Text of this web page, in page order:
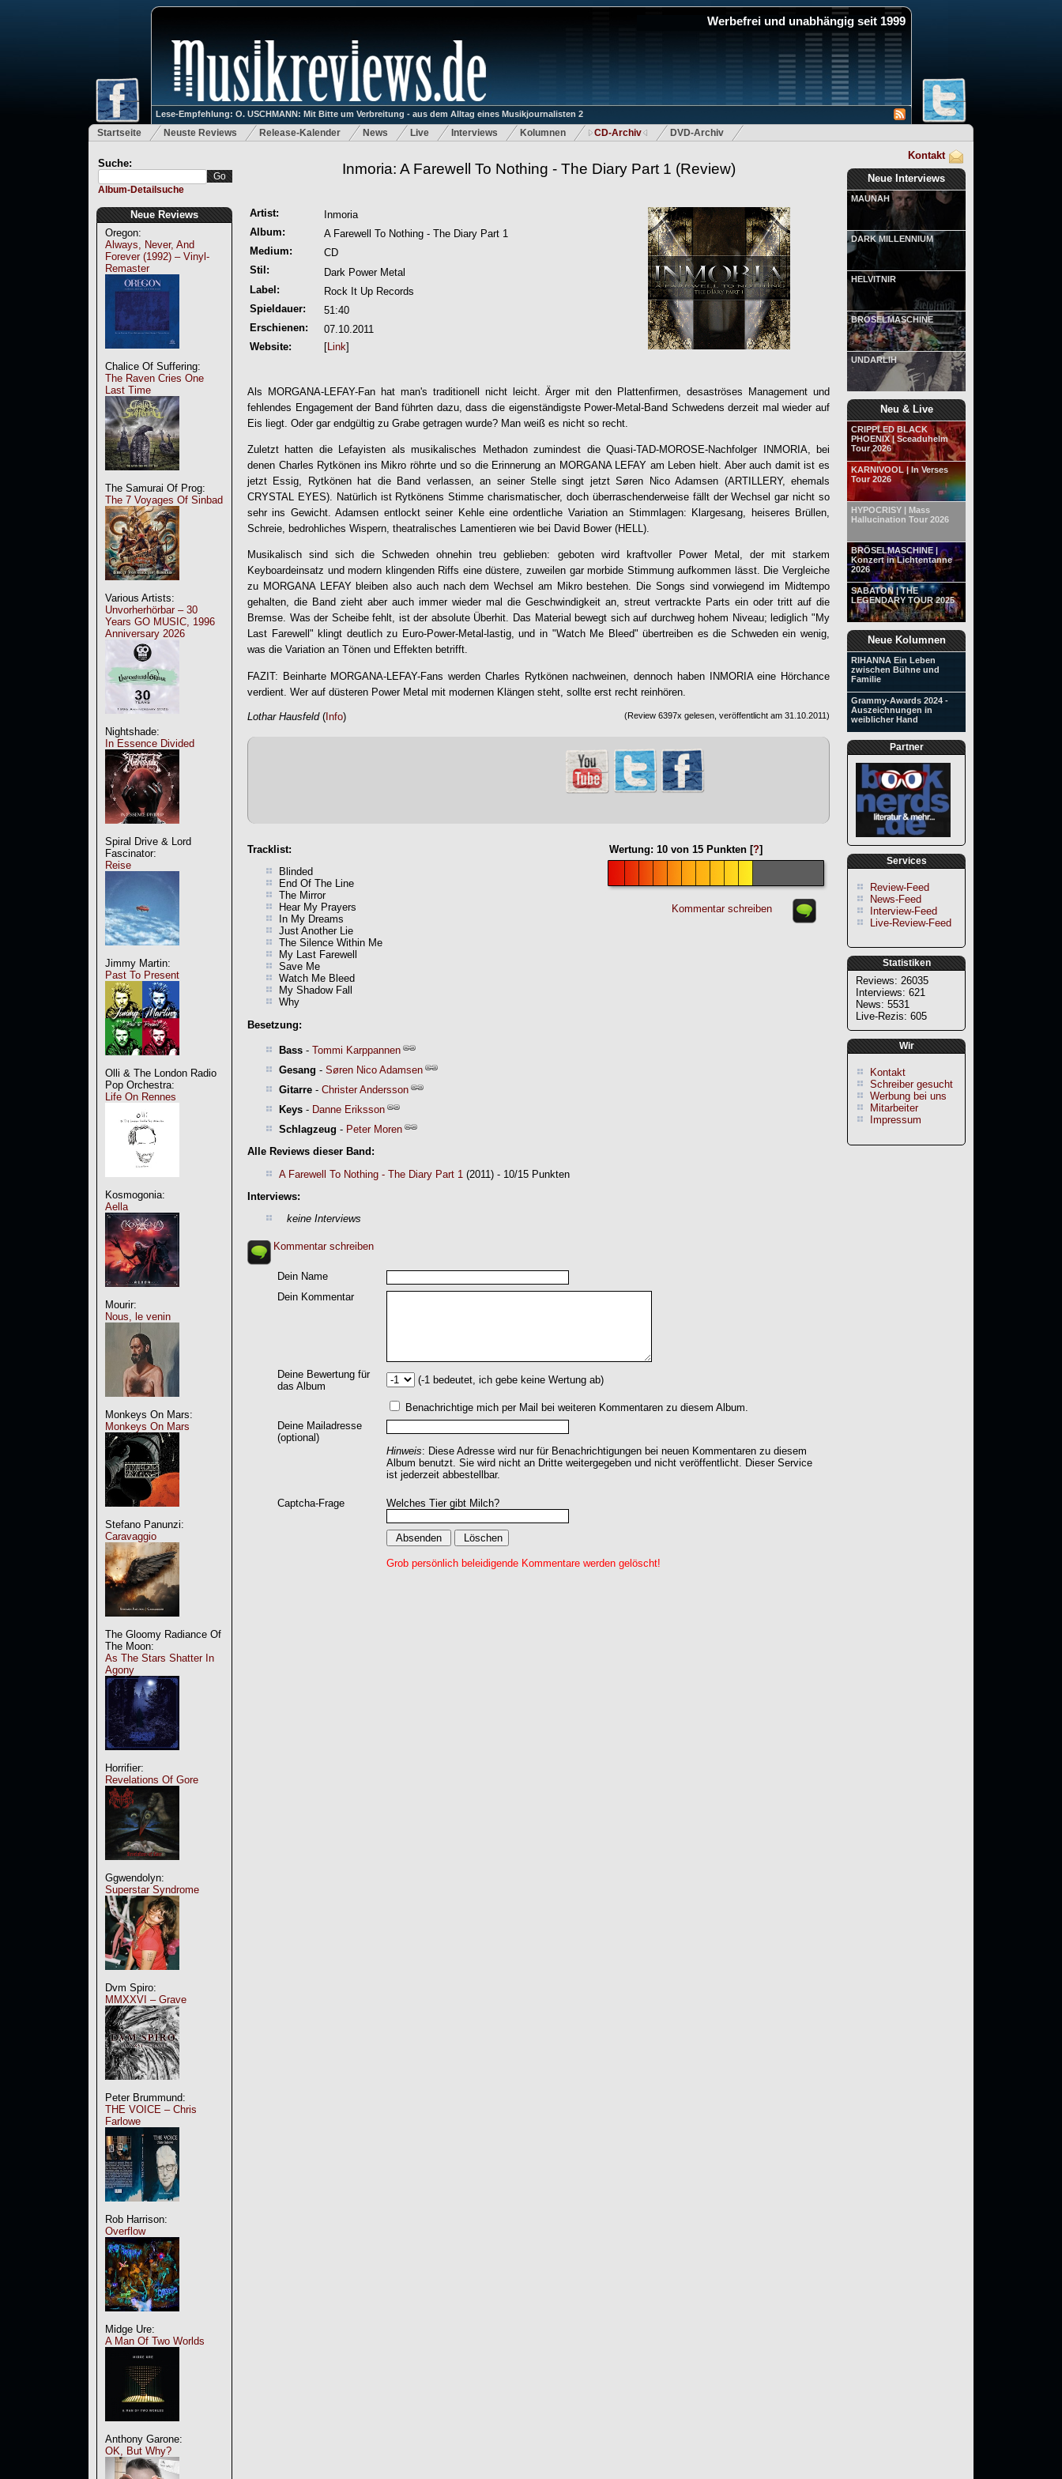
Werbefrei und unabhängig seit 1999
Lese-Empfehlung: O. USCHMANN: Mit Bitte um Verbreitung - aus dem Alltag eines Musikjournalisten 2
Startseite Neuste Reviews Release-Kalender News Live Interviews Kolumnen CD-Archiv DVD-Archiv
Suche:
Album-Detailsuche
Neue Reviews
Oregon:
Always, Never, And
Forever (1992) – Vinyl-
Remaster
Chalice Of Suffering:
The Raven Cries One
Last Time
The Samurai Of Prog:
The 7 Voyages Of Sinbad
Various Artists:
Unvorherhörbar – 30
Years GO MUSIC, 1996
Anniversary 2026
Nightshade:
In Essence Divided
Spiral Drive & Lord
Fascinator:
Reise
Jimmy Martin:
Past To Present
Olli & The London Radio
Pop Orchestra:
Life On Rennes
Kosmogonia:
Aella
Mourir:
Nous, le venin
Monkeys On Mars:
Monkeys On Mars
Stefano Panunzi:
Caravaggio
The Gloomy Radiance Of
The Moon:
As The Stars Shatter In
Agony
Horrifier:
Revelations Of Gore
Ggwendolyn:
Superstar Syndrome
Dvm Spiro:
MMXXVI – Grave
Peter Brummund:
THE VOICE – Chris
Farlowe
Rob Harrison:
Overflow
Midge Ure:
A Man Of Two Worlds
Anthony Garone:
OK, But Why?
Kontakt
Neue Interviews
MAUNAH
DARK MILLENNIUM
HELVITNIR
BRÖSELMASCHINE
UNDARLIH
Neu & Live
CRIPPLED BLACK
PHOENIX | Sceaduhelm
Tour 2026
KARNIVOOL | In Verses
Tour 2026
HYPOCRISY | Mass
Hallucination Tour 2026
BRÖSELMASCHINE |
Konzert in Lichtentanne
2026
SABATON | THE
LEGENDARY TOUR 2025
Neue Kolumnen
RIHANNA Ein Leben
zwischen Bühne und
Familie
Grammy-Awards 2024 -
Auszeichnungen in
weiblicher Hand
Partner
Services
Review-Feed
News-Feed
Interview-Feed
Live-Review-Feed
Statistiken
Reviews: 26035
Interviews: 621
News: 5531
Live-Rezis: 605
Wir
Kontakt
Schreiber gesucht
Werbung bei uns
Mitarbeiter
Impressum
Inmoria: A Farewell To Nothing - The Diary Part 1 (Review)
Artist:
Inmoria
Album:
A Farewell To Nothing - The Diary Part 1
Medium:
CD
Stil:
Dark Power Metal
Label:
Rock It Up Records
Spieldauer:
51:40
Erschienen:
07.10.2011
Website:
[Link]
Als MORGANA-LEFAY-Fan hat man's traditionell nicht leicht. Ärger mit den Plattenfirmen, desaströses Management und
fehlendes Engagement der Band führten dazu, dass die eigenständigste Power-Metal-Band Schwedens derzeit mal wieder auf
Eis liegt. Oder gar endgültig zu Grabe getragen wurde? Man weiß es nicht so recht.
Zuletzt hatten die Lefayisten als musikalisches Methadon zumindest die Quasi-TAD-MOROSE-Nachfolger INMORIA, bei
denen Charles Rytkönen ins Mikro röhrte und so die Erinnerung an MORGANA LEFAY am Leben hielt. Aber auch damit ist es
jetzt Essig, Rytkönen hat die Band verlassen, an seiner Stelle singt jetzt Søren Nico Adamsen (ARTILLERY, ehemals
CRYSTAL EYES). Natürlich ist Rytkönens Stimme charismatischer, doch überraschenderweise fällt der Wechsel gar nicht so
sehr ins Gewicht. Adamsen entlockt seiner Kehle eine ordentliche Variation an Stimmlagen: Klargesang, heiseres Brüllen,
Schreie, bedrohliches Wispern, theatralisches Lamentieren wie bei David Bower (HELL).
Musikalisch sind sich die Schweden ohnehin treu geblieben: geboten wird kraftvoller Power Metal, der mit starkem
Keyboardeinsatz und modern klingenden Riffs eine düstere, zuweilen gar morbide Stimmung aufkommen lässt. Die Vergleiche
zu MORGANA LEFAY bleiben also auch nach dem Wechsel am Mikro bestehen. Die Songs sind vorwiegend im Midtempo
gehalten, die Band zieht aber auch immer wieder mal die Geschwindigkeit an, streut vertrackte Parts ein oder tritt auf die
Bremse. Was der Scheibe fehlt, ist der absolute Überhit. Das Material bewegt sich auf durchweg hohem Niveau; lediglich "My
Last Farewell" klingt deutlich zu Euro-Power-Metal-lastig, und in "Watch Me Bleed" übertreiben es die Schweden ein wenig,
was die Variation an Tönen und Effekten betrifft.
FAZIT: Beinharte MORGANA-LEFAY-Fans werden Charles Rytkönen nachweinen, dennoch haben INMORIAeine Hörchance
verdient. Wer auf düsteren Power Metal mit modernen Klängen steht, sollte erst recht reinhören.
Lothar Hausfeld( Info) (Review 6397x gelesen, veröffentlicht am 31.10.2011)
Wertung: 10 von 15 Punkten [?]
Kommentar schreiben
Tracklist:
Blinded
End Of The Line
The Mirror
Hear My Prayers
In My Dreams
Just Another Lie
The Silence Within Me
My Last Farewell
Save Me
Watch Me Bleed
My Shadow Fall
Why
Besetzung:
Bass - Tommi Karppannen
Gesang - Søren Nico Adamsen
Gitarre - Christer Andersson
Keys - Danne Eriksson
Schlagzeug - Peter Moren
Alle Reviews dieser Band:
A Farewell To Nothing - The Diary Part 1 (2011) - 10/15 Punkten
Interviews:
keine Interviews
Kommentar schreiben
Dein Name
Dein Kommentar
Deine Bewertung für
das Album
(-1 bedeutet, ich gebe keine Wertung ab)
Benachrichtige mich per Mail bei weiteren Kommentaren zu diesem Album.
Deine Mailadresse
(optional)
Hinweis: Diese Adresse wird nur für Benachrichtigungen bei neuen Kommentaren zu diesem
Album benutzt. Sie wird nicht an Dritte weitergegeben und nicht veröffentlicht. Dieser Service
ist jederzeit abbestellbar.
Captcha-Frage Welches Tier gibt Milch?
Grob persönlich beleidigende Kommentare werden gelöscht!